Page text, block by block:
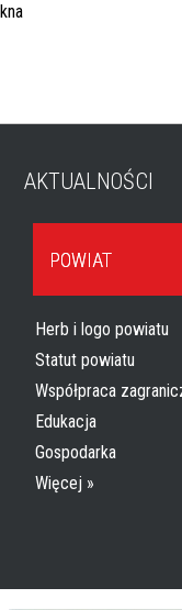
AKTUALNOŚCI
POWIAT
Herb i logo powiatu
Statut powiatu
Współpraca
Edukacja
Gospodarka
Więcej »